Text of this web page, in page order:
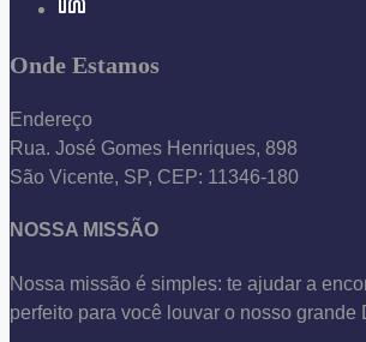
Onde Estamos
Endereço
Rua. José Gomes Henriques, 898
São Vicente, SP, CEP: 11346-180
NOSSA MISSÃO
Nossa missão é simples: te ajudar a
perfeito para você louvar o nosso grande